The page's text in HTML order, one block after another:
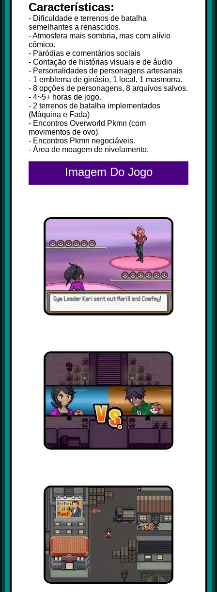
Características:
- Dificuldade e terrenos de batalha
semelhantes a renascidos.
- Atmosfera mais sombria, mas com alívio
cômico.
- Paródias e comentários sociais
- Contação de histórias visuais e de áudio
- Personalidades de personagens artesanais
- 1 emblema de ginásio, 1 local, 1 masmorra.
- 8 opções de personagens, 8 arquivos salvos.
- 4~5+ horas de jogo.
- 2 terrenos de batalha implementados
(Máquina e Fada)
- Encontros Overworld Pkmn (com
movimentos de ovo).
- Encontros Pkmn negociáveis.
- Área de moagem de nivelamento.
Imagem Do Jogo